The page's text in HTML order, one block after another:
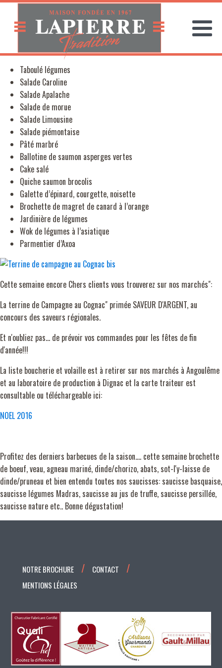
Taboulé légumes
Salade Caroline
Salade Apalache
Salade de morue
Salade Limousine
Salade piémontaise
Pâté marbré
Ballotine de saumon asperges vertes
Cake salé
Quiche saumon brocolis
Galette d’épinard, courgette, noisette
Brochette de magret de canard à l’orange
Jardinière de légumes
Wok de légumes à l’asiatique
Parmentier d’Axoa
Cette semaine encore Chers clients vous trouverez sur nos marchés":
La terrine de Campagne au Cognac" primée SAVEUR D'ARGENT, au
concours des saveurs régionales.
Et n'oubliez pas... de prévoir vos commandes pour les fêtes de fin
d'année!!!
La liste boucherie et volaille est à retirer sur nos marchés à Angoulême
et au laboratoire de production à Dignac et la carte traiteur est
consultable ou téléchargeable ici:
NOEL 2016
Profitez des derniers barbecues de la saison.... cette semaine brochette
de boeuf, veau, agneau mariné, dinde/chorizo, abats, sot-l'y-laisse de
dinde/pruneau et bien entendu toutes nos saucisses: saucisse basquaise,
saucisse légumes Madras, saucisse au jus de truffe, saucisse persillée,
saucisse nature etc.. Bonne dégustation!
NOTRE BROCHURE
CONTACT
MENTIONS LÉGALES